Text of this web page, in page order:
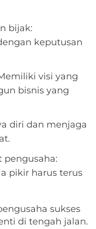
bijak:
keputusan
visi yang
bisnis yang
diri dan menjaga
pengusaha:
pikir harus terus
sukses
di tengah jalan.